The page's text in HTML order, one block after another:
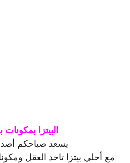
البيتزا
يسعد صباحكم
مع أحلي بيتزا تاخد العقل